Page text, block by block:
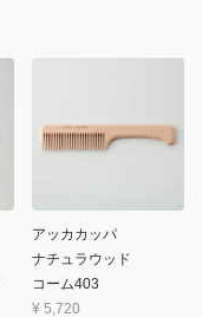
アッカカッパ
ナチュラウッド
コーム403
¥ 5,720